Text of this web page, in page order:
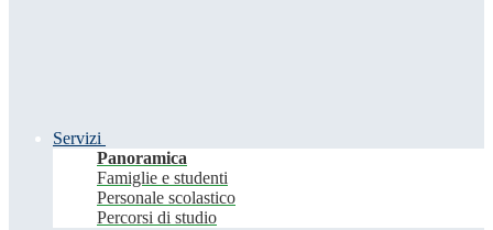
Servizi
Panoramica
Famiglie e studenti
Personale scolastico
Percorsi di studio